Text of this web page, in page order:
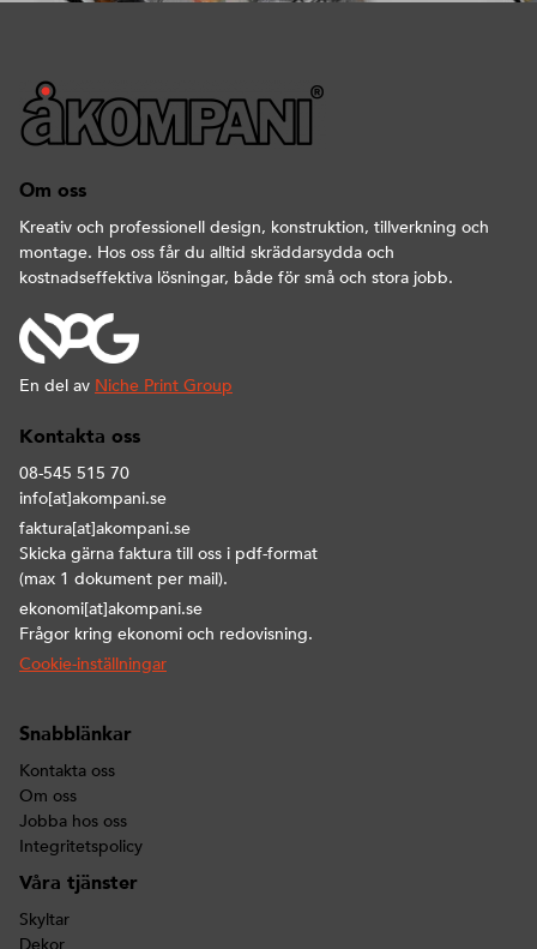
Om oss
Kreativ och professionell design, konstruktion, tillverkning och
montage. Hos oss får du alltid skräddarsydda och
kostnadseffektiva lösningar, både för små och stora jobb.
En del av Niche Print Group
Kontakta oss
08-545 515 70
info[at]akompani.se
faktura[at]akompani.se
Skicka gärna faktura till oss i pdf-format
(max 1 dokument per mail).
ekonomi[at]akompani.se
Frågor kring ekonomi och redovisning.
Cookie-inställningar
Snabblänkar
Kontakta oss
Om oss
Jobba hos oss
Integritetspolicy
Våra tjänster
Skyltar